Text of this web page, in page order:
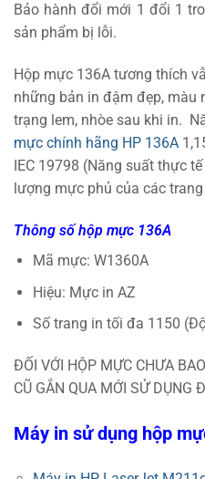
Bảo hành đổi mới 1 đổi 1
sản phẩm bị lỗi.
Hộp mực 136A tương thích
những bản in đậm đẹp, màu
trạng lem, nhòe sau khi in.
mực chính hãng HP 136A
IEC 19798 (Năng suất thực
lượng mực phủ của các
Thông số hộp mực 136A
Mã mực: W1360A
Hiệu: Mực in AZ
Số trang in tối đa 1150
ĐỐI VỚI HỘP MỰC CHƯA
CŨ GẮN QUA MỚI SỬ DỤNG
Máy in sử dụng hộp